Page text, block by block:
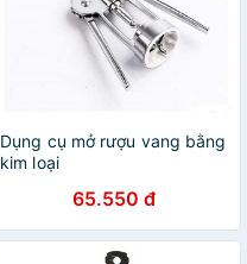
Dụng cụ mở rượu vang bằng
kim loại
65.550 đ